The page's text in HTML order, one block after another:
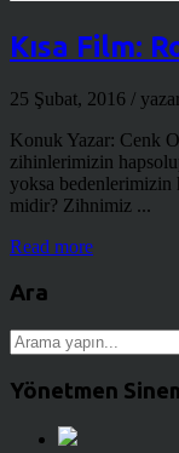
Kısa Film:
25 Şubat, 2016 /
Konuk Yazar: Cenk
zihinlerimizin
yoksa bedenlerimizin
midir? Zihnimiz ...
Read more
Ara
Yönetmen